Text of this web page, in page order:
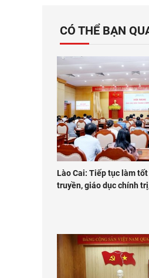
CÓ THỂ BẠN
Lào Cai: Tiếp tục làm
truyền, giáo dục chính